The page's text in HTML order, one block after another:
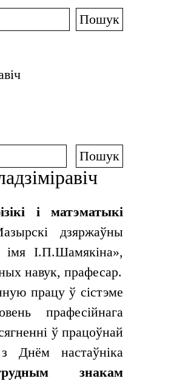
Пошук
і матэматыкі
дзяржаўны
імя І.П.Шамякіна»,
навук, прафесар.
працу ў сістэме
прафесійнага
ў працоўнай
Днём настаўніка
знакам